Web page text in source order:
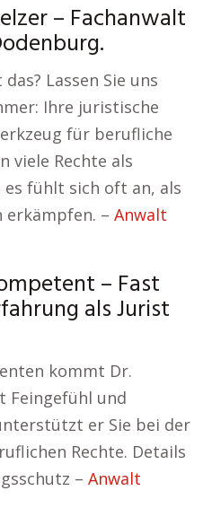
– Fachanwalt
Lassen Sie uns
Ihre juristische
für berufliche
viele Rechte als
fühlt sich oft an, als
erkämpfen. – Anwalt
– Fast
als Jurist
kommt Dr.
Feingefühl und
er Sie bei der
Rechte. Details
– Anwalt